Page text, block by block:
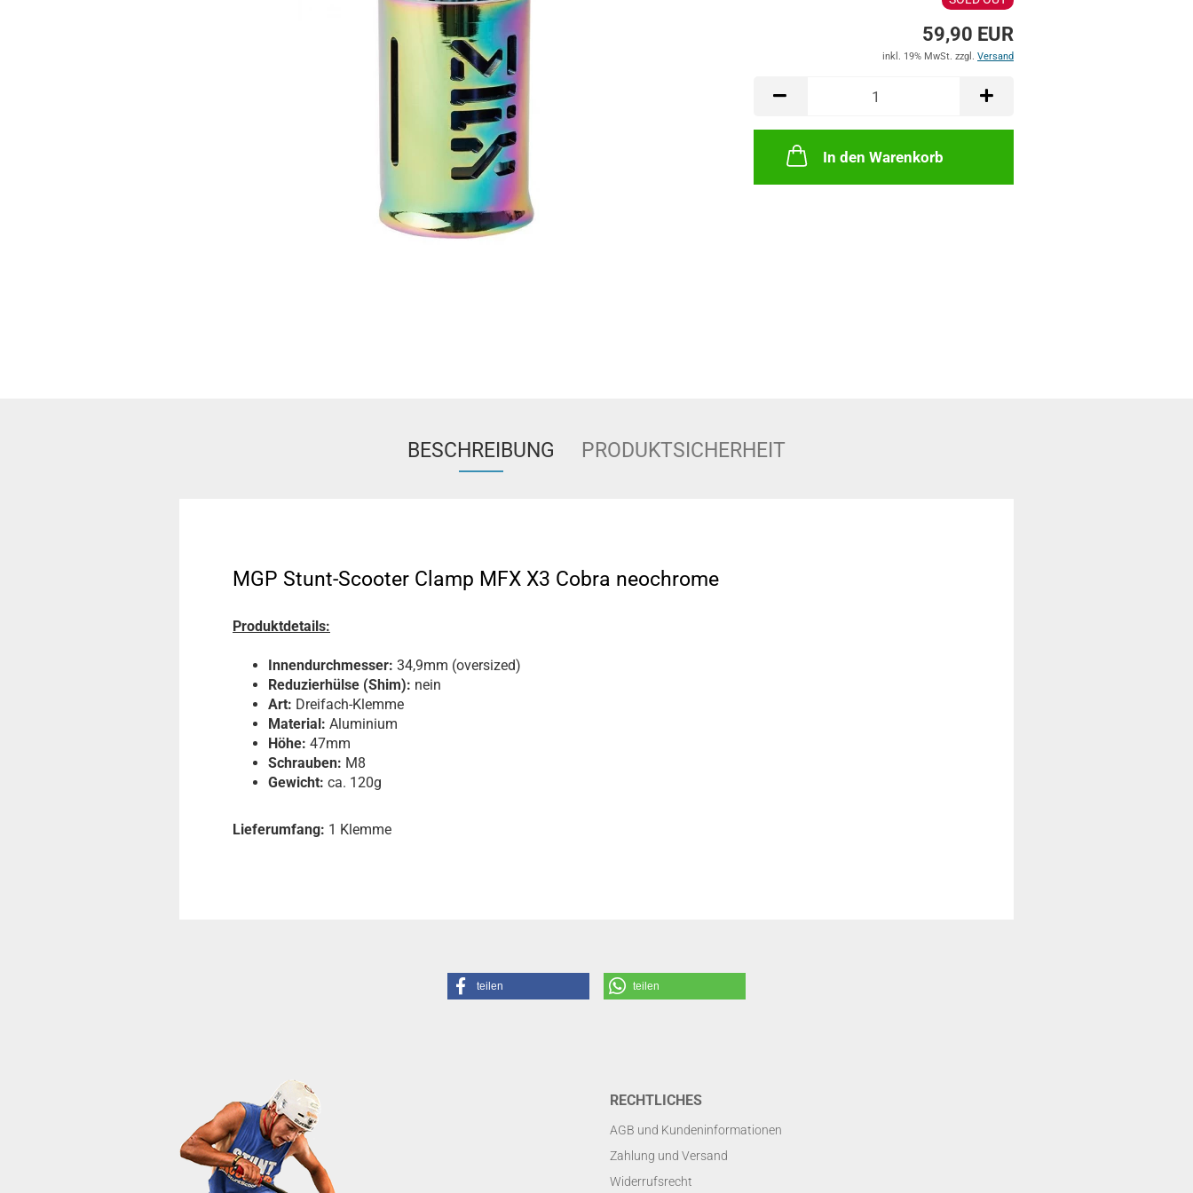
59,90 EUR
inkl. 19% MwSt. zzgl. Versand
In den Warenkorb
BESCHREIBUNG PRODUKTSICHERHEIT
MGP Stunt-Scooter Clamp MFX X3 Cobra neochrome
Produktdetails:
Innendurchmesser: 34,9mm (oversized)
Reduzierhülse (Shim): nein
Art: Dreifach-Klemme
Material: Aluminium
Höhe: 47mm
Schrauben: M8
Gewicht: ca. 120g
Lieferumfang: 1 Klemme
teilen teilen
RECHTLICHES
AGB und Kundeninformationen
Zahlung und Versand
Widerrufsrecht